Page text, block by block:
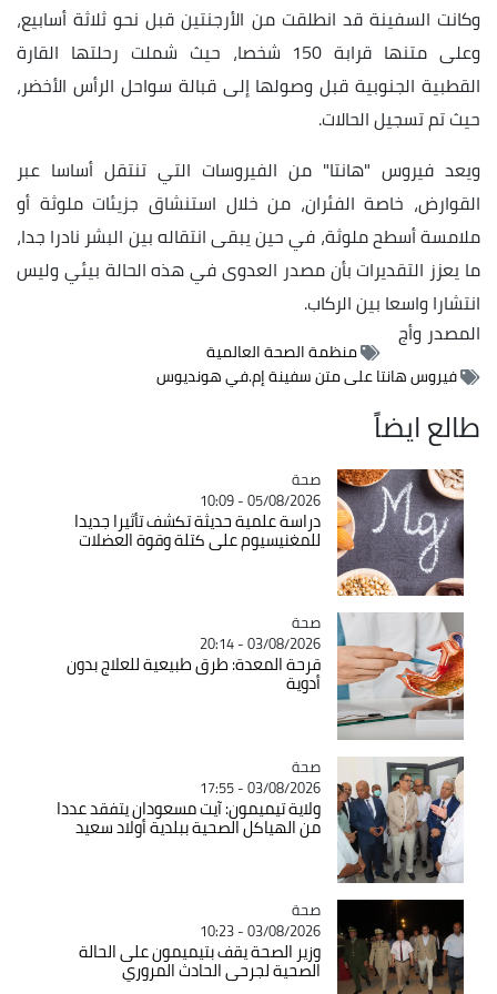
وكانت السفينة قد انطلقت من الأرجنتين قبل نحو ثلاثة أسابيع،
وعلى متنها قرابة 150 شخصا، حيث شملت رحلتها القارة
القطبية الجنوبية قبل وصولها إلى قبالة سواحل الرأس الأخضر،
حيث تم تسجيل الحالات.
ويعد فيروس "هانتا" من الفيروسات التي تنتقل أساسا عبر
القوارض، خاصة الفئران، من خلال استنشاق جزيئات ملوثة أو
ملامسة أسطح ملوثة، في حين يبقى انتقاله بين البشر نادرا جدا،
ما يعزز التقديرات بأن مصدر العدوى في هذه الحالة بيئي وليس
انتشارا واسعا بين الركاب.
المصدروأج
منظمة الصحة العالمية
فيروس هانتا على متن سفينة إم.في هونديوس
طالع ايضاً
Catégorie
صحة
05/08/2026 - 10:09
دراسة علمية حديثة تكشف تأثيرا جديدا
للمغنيسيوم على كتلة وقوة العضلات
Catégorie
صحة
03/08/2026 - 20:14
قرحة المعدة: طرق طبيعية للعلاج بدون
أدوية
Catégorie
صحة
03/08/2026 - 17:55
ولاية تيميمون: آيت مسعودان يتفقد عددا
من الهياكل الصحية ببلدية أولاد سعيد
Catégorie
صحة
03/08/2026 - 10:23
وزير الصحة يقف بتيميمون على الحالة
الصحية لجرحى الحادث المروري